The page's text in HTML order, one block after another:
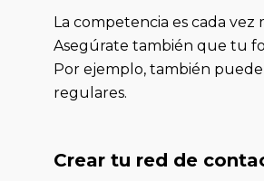
La competencia es cada
Asegúrate también que tu
Por ejemplo, también
regulares.
Crear tu red de